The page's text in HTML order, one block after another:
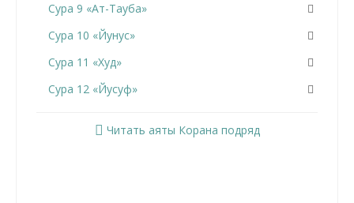
Сура 9 «Ат-Тауба»
Сура 10 «Йунус»
Сура 11 «Худ»
Сура 12 «Йусуф»
Читать аяты Корана подряд